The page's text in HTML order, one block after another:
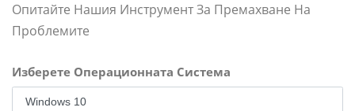
Опитайте Нашия Инструмент За Премахване На
Проблемите
Изберете Операционната Система